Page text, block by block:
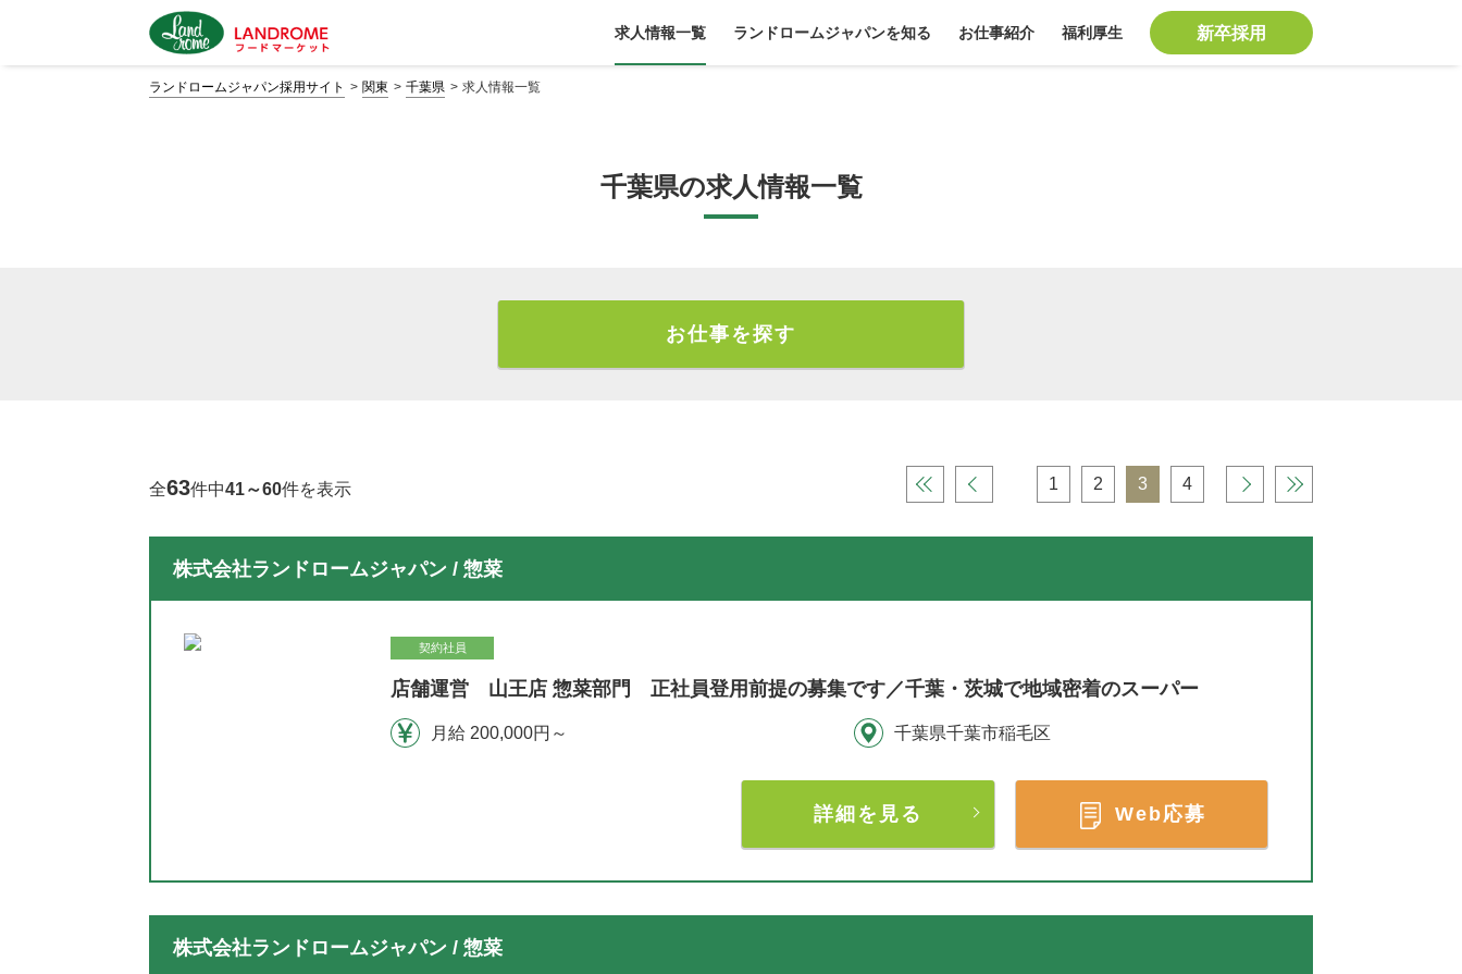
求人情報一覧 ランドロームジャパンを知る お仕事紹介 福利厚生 新卒採用
ランドロームジャパン採用サイト 関東 千葉県 求人情報一覧
千葉県の求人情報一覧
お仕事を探す
全63件中41～60件を表示 « ‹ 1 2 3 4 › »
株式会社ランドロームジャパン / 惣菜
契約社員
店舗運営 山王店 惣菜部門 正社員登用前提の募集です／千葉・茨城で地域密着のスーパー
月給 200,000円～ 千葉県千葉市稲毛区
詳細を見る Web応募
株式会社ランドロームジャパン / 惣菜